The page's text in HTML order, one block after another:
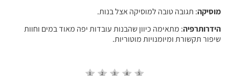
מוסיקה: תגובה טובה למוסיקה אצל בנות.
הידרותרפיה: מתאימה כיוון שהבנות עובדות יפה מאוד במים וחוות
שיפור תקשורת ומיומנויות מוטוריות.